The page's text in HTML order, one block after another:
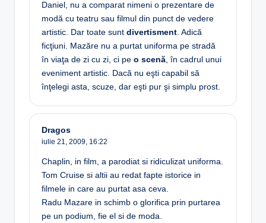
Daniel, nu a comparat nimeni o prezentare de
modă cu teatru sau filmul din punct de vedere
artistic. Dar toate sunt divertisment. Adică
ficţiuni. Mazăre nu a purtat uniforma pe stradă
în viaţa de zi cu zi, ci pe o scenă, în cadrul unui
eveniment artistic. Dacă nu eşti capabil să
înţelegi asta, scuze, dar eşti pur şi simplu prost.
Dragos
iulie 21, 2009, 16:22
Chaplin, in film, a parodiat si ridiculizat uniforma.
Tom Cruise si altii au redat fapte istorice in
filmele in care au purtat asa ceva.
Radu Mazare in schimb o glorifica prin purtarea
pe un podium, fie el si de moda.